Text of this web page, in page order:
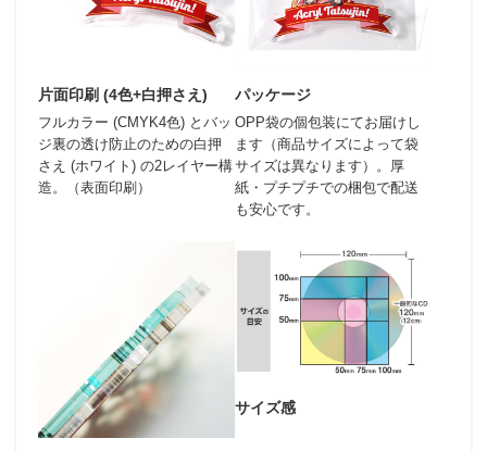
片面印刷 (4色+白押さえ)
フルカラー (CMYK4色) とバッ
ジ裏の透け防止のための白押
さえ (ホワイト) の2レイヤー構
造。（表面印刷）
パッケージ
OPP袋の個包装にてお届けし
ます（商品サイズによって袋
サイズは異なります）。厚
紙・プチプチでの梱包で配送
も安心です。
サイズ感